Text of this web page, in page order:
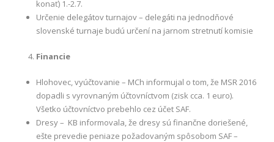
konať) 1.-2.7.
Určenie delegátov turnajov – delegáti na jednodňové
slovenské turnaje budú určení na jarnom stretnutí komisie
Financie
Hlohovec, vyúčtovanie – MCh informujal o tom, že MSR 2016
dopadli s vyrovnaným účtovníctvom (zisk cca. 1 euro).
Všetko účtovníctvo prebehlo cez účet SAF.
Dresy – KB informovala, že dresy sú finančne doriešené,
ešte prevedie peniaze požadovaným spôsobom SAF –